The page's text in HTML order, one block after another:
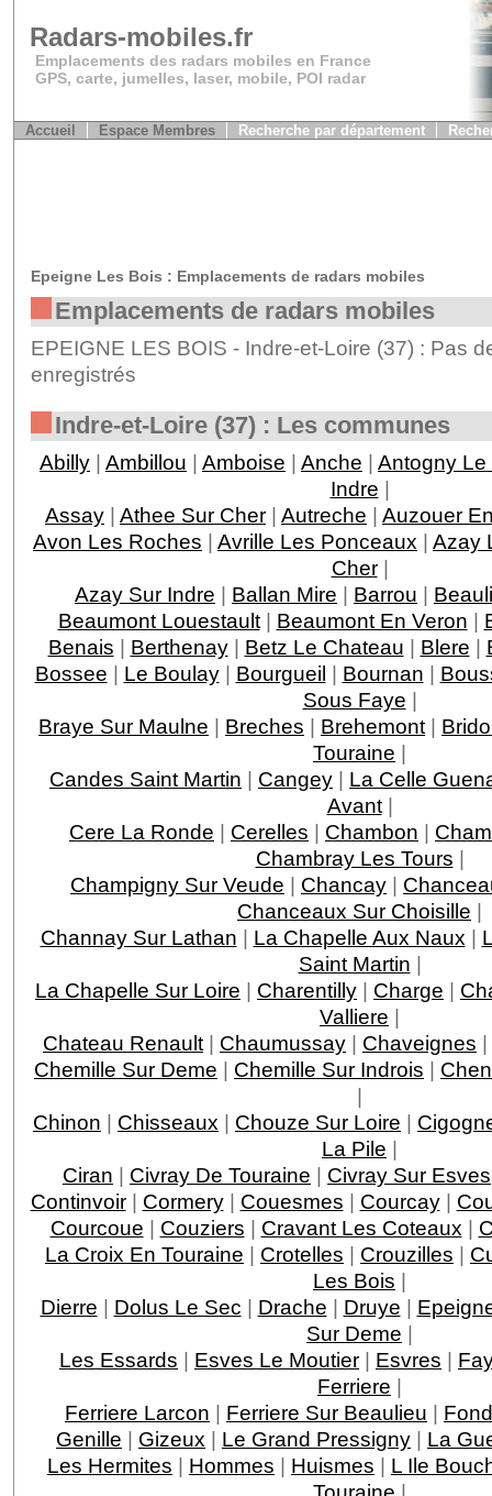
Radars-mobiles.fr
Emplacements des radars mobiles en France
GPS, carte, jumelles, laser, mobile, POI radar
Accueil Espace Membres Recherche par département
Epeigne Les Bois : Emplacements de radars mobiles
Emplacements de radars mobiles
EPEIGNE LES BOIS - Indre-et-Loire (37) : Pas
enregistrés
Indre-et-Loire (37) : Les communes
Abilly | Ambillou | Amboise | Anche | Antogny Le
Indre |
Assay | Athee Sur Cher | Autreche | Auzouer
Avon Les Roches | Avrille Les Ponceaux | Azay
Cher|
Azay Sur Indre | Ballan Mire | Barrou |
Beaumont Louestault| Beaumont En Veron |
Benais | Berthenay| Betz Le Chateau | Blere |
Bossee | Le Boulay| Bourgueil | Bournan |
Sous Faye |
Braye Sur Maulne | Breches | Brehemont |
Touraine |
Candes Saint Martin | Cangey | La Celle
Avant|
Cere La Ronde | Cerelles | Chambon |
Chambray Les Tours |
Champigny Sur Veude | Chancay |
Chanceaux Sur Choisille |
Channay Sur Lathan | La Chapelle Aux Naux |
Saint Martin |
La Chapelle Sur Loire | Charentilly | Charge |
Valliere |
Chateau Renault | Chaumussay | Chaveignes |
Chemille Sur Deme | Chemille Sur Indrois |
|
Chinon | Chisseaux | Chouze Sur Loire |
La Pile |
Ciran | Civray De Touraine | Civray Sur Esves
Continvoir| Cormery| Couesmes | Courcay|
Courcoue | Couziers | Cravant Les Coteaux |
La Croix En Touraine | Crotelles | Crouzilles |
Les Bois |
Dierre | Dolus Le Sec | Drache | Druye |
Sur Deme |
Les Essards | Esves Le Moutier | Esvres |
Ferriere |
Ferriere Larcon | Ferriere Sur Beaulieu |
Genille | Gizeux | Le Grand Pressigny | La
Les Hermites | Hommes | Huismes | L Ile
Touraine |